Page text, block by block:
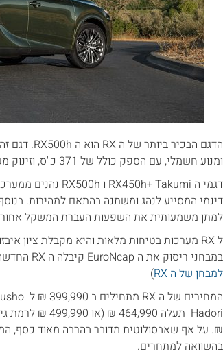
ומנוע חשמלי, עם הספק כולל של 371 כ"ס, וזינוק מעמידה ל 100 קמ"ש בתוך 6.2 שניות.
למתן משמעותית את השפעות העברת המשקל
במבחני ריסוק את ה EuroNcap קיבלה ה RX החדשה ציון מקסימלי של חמישה כוכבי בטיחות ראויים. (
למבחן של ה RX
)
₪. על אף שאבסולוטית מדובר בהרבה מאוד כסף,
בהשוואה למתחרים.